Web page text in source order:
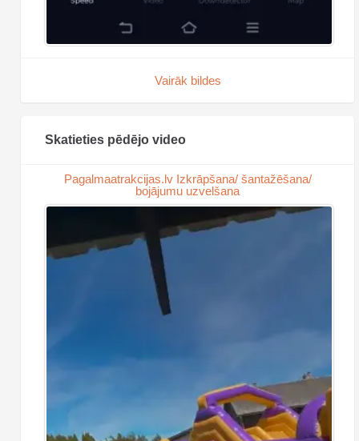
Vairāk bildes
Skatieties pēdējo video
Pagalmaatrakcijas.lv Izkrāpšana/ šantažēšana/
bojājumu uzvelšana